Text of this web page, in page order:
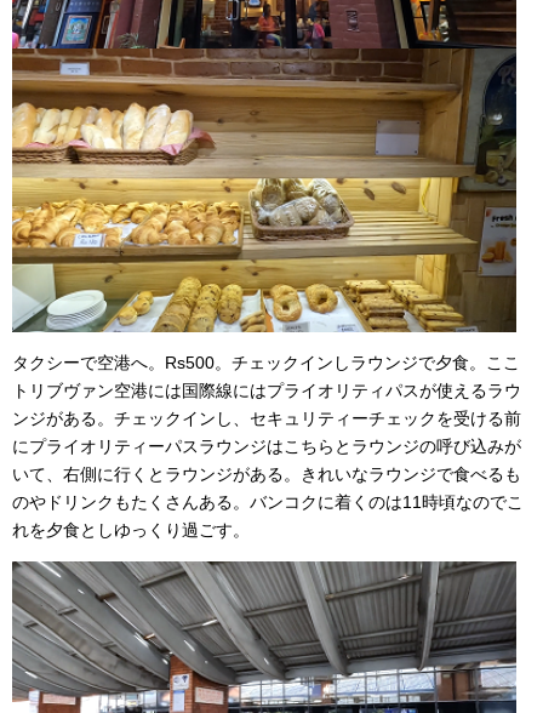
タクシーで空港へ。Rs500。チェックインしラウンジで夕食。ここ
トリブヴァン空港には国際線にはプライオリティパスが使えるラウ
ンジがある。チェックインし、セキュリティーチェックを受ける前
にプライオリティーパスラウンジはこちらとラウンジの呼び込みが
いて、右側に行くとラウンジがある。きれいなラウンジで食べるも
のやドリンクもたくさんある。バンコクに着くのは11時頃なのでこ
れを夕食としゆっくり過ごす。